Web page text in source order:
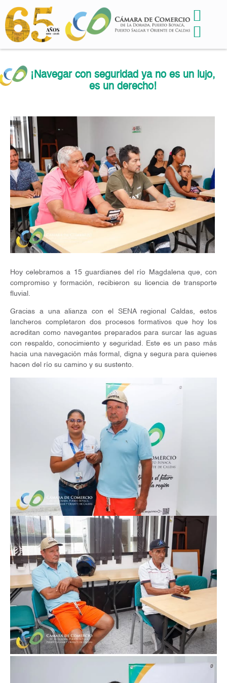
¡Navegar con seguridad ya no es un lujo,
es un derecho!
Hoy celebramos a 15 guardianes del río Magdalena que, con
compromiso y formación, recibieron su licencia de transporte
fluvial.
Gracias a una alianza con el SENA regional Caldas, estos
lancheros completaron dos procesos formativos que hoy los
acreditan como navegantes preparados para surcar las aguas
con respaldo, conocimiento y seguridad. Este es un paso más
hacia una navegación más formal, digna y segura para quienes
hacen del río su camino y su sustento.